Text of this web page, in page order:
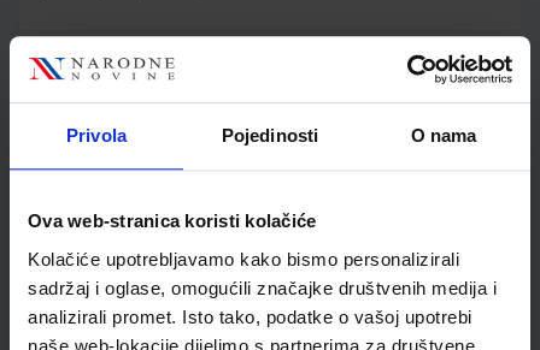
Privola Pojedinosti O nama
Ova web-stranica koristi kolačiće
Kolačiće upotrebljavamo kako bismo personalizirali
sadržaj i oglase, omogućili značajke društvenih medija i
analizirali promet. Isto tako, podatke o vašoj upotrebi
naše web-lokacije dijelimo s partnerima za društvene
Detalji proizvoda
Šifra proizvoda
110138
Jedinična mjera